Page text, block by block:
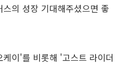
의 성장 기대해주셨으면 좋
이'를 비롯해 '고스트 라이더